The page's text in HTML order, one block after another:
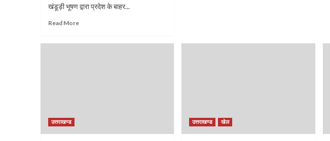
खंडूड़ी भूषण द्वारा प्रदेश के बाहर...
Read More
उत्तराखण्ड उत्तराखण्ड खेल